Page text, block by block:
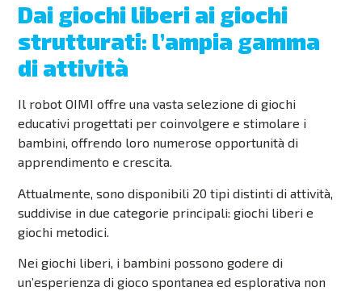
Dai giochi liberi ai giochi
strutturati: l’ampia gamma
di attività
Il robot OIMI offre una vasta selezione di giochi
educativi progettati per coinvolgere e stimolare i
bambini, offrendo loro numerose opportunità di
apprendimento e crescita.
Attualmente, sono disponibili 20 tipi distinti di attività,
suddivise in due categorie principali: giochi liberi e
giochi metodici.
Nei giochi liberi, i bambini possono godere di
un’esperienza di gioco spontanea ed esplorativa non